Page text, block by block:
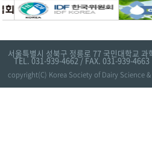
서울특별시 성북구 정릉로 77 국민대학교
TEL. 031-939-4662 / FAX. 031-939-4663
copyright(C) Korea Society of Dairy Science